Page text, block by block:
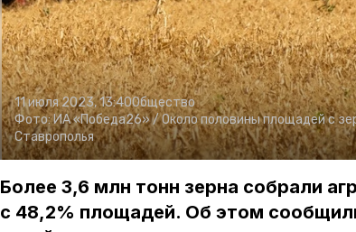
11 июля 2023, 13:40Общество
Фото:ИА «Победа26» /Около половины площадей с
Ставрополья
Более 3,6 млн тонн зерна собрали
с 48,2% площадей. Об этом